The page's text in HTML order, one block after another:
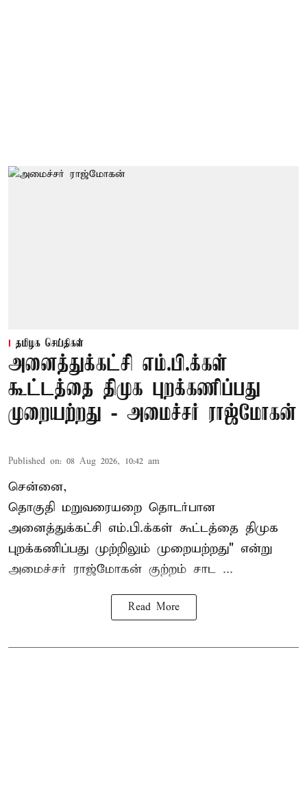
தமிழக செய்திகள்
அனைத்துக்கட்சி எம்.பி.க்கள்
கூட்டத்தை திமுக புறக்கணிப்பது
முறையற்றது - அமைச்சர் ராஜ்மோகன்
Published on: 08 Aug 2026, 10:42 am
சென்னை,
தொகுதி மறுவரையறை தொடர்பான
அனைத்துக்கட்சி எம்.பி.க்கள் கூட்டத்தை திமுக
புறக்கணிப்பது முற்றிலும் முறையற்றது" என்று
அமைச்சர் ராஜ்மோகன் குற்றம் சாட ...
Read More